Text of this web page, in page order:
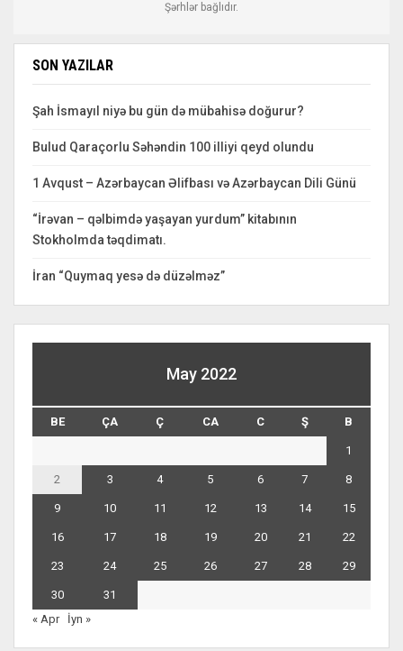
Şərhlər bağlıdır.
SON YAZILAR
Şah İsmayıl niyə bu gün də mübahisə doğurur?
Bulud Qaraçorlu Səhəndin 100 illiyi qeyd olundu
1 Avqust – Azərbaycan Əlifbası və Azərbaycan Dili Günü
“İrəvan – qəlbimdə yaşayan yurdum” kitabının
Stokholmda təqdimatı.
İran “Quymaq yesə də düzəlməz”
May 2022
BE ÇA Ç CA C Ş B
1
2 3 4 5 6 7 8
9 10 11 12 13 14 15
16 17 18 19 20 21 22
23 24 25 26 27 28 29
30
31
« Apr
İyn »